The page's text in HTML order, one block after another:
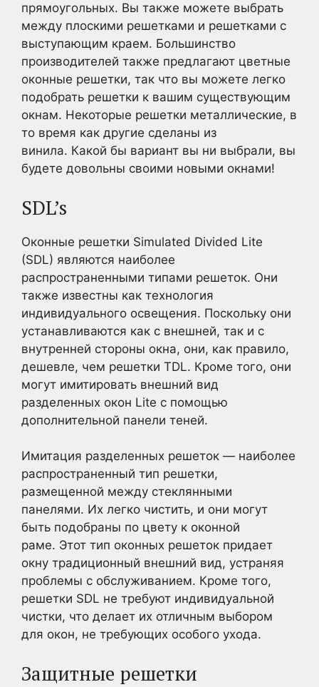
прямоугольных. Вы также можете выбрать
между плоскими решетками и решетками с
выступающим краем. Большинство
производителей также предлагают цветные
оконные решетки, так что вы можете легко
подобрать решетки к вашим существующим
окнам. Некоторые решетки металлические, в
то время как другие сделаны из
винила. Какой бы вариант вы ни выбрали, вы
будете довольны своими новыми окнами!
SDL’s
Оконные решетки Simulated Divided Lite
(SDL) являются наиболее
распространенными типами решеток. Они
также известны как технология
индивидуального освещения. Поскольку они
устанавливаются как с внешней, так и с
внутренней стороны окна, они, как правило,
дешевле, чем решетки TDL. Кроме того, они
могут имитировать внешний вид
разделенных окон Lite с помощью
дополнительной панели теней.
Имитация разделенных решеток — наиболее
распространенный тип решетки,
размещенной между стеклянными
панелями. Их легко чистить, и они могут
быть подобраны по цвету к оконной
раме. Этот тип оконных решеток придает
окну традиционный внешний вид, устраняя
проблемы с обслуживанием. Кроме того,
решетки SDL не требуют индивидуальной
чистки, что делает их отличным выбором
для окон, не требующих особого ухода.
Защитные решетки